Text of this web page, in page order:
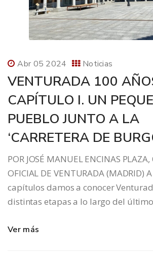
Abr 05 2024 Noticias
VENTURADA 100
CAPÍTULO I. UN
PUEBLO JUNTO A LA
‘CARRETERA DE
POR JOSÉ MANUEL ENCINAS PLAZA,
OFICIAL DE VENTURADA (MADRID)
capítulos damos a conocer
distintas etapas a lo largo del
Ver más